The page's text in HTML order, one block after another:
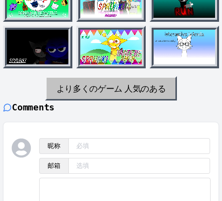
より多くのゲーム 人気のある
Comments
昵称
邮箱